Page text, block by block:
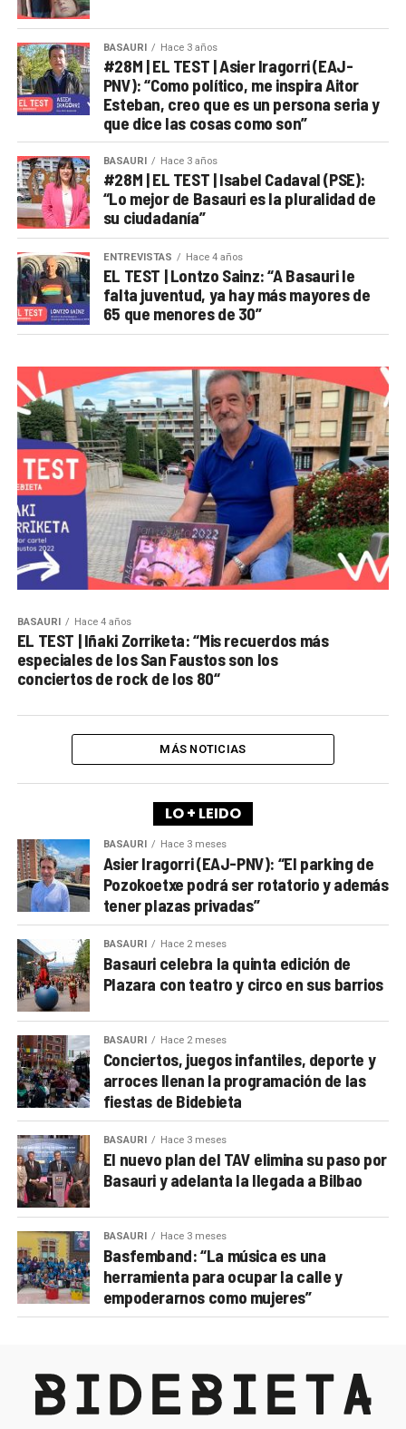
BASAURI Hace 3 años
#28M | EL TEST | Asier Iragorri (EAJ-
PNV): “Como político, me inspira Aitor
Esteban, creo que es un persona seria y
que dice las cosas como son”
BASAURI Hace 3 años
#28M | EL TEST | Isabel Cadaval (PSE):
“Lo mejor de Basauri es la pluralidad de
su ciudadanía”
ENTREVISTAS Hace 4 años
EL TEST | Lontzo Sainz: “A Basauri le
falta juventud, ya hay más mayores de
65 que menores de 30”
BASAURI Hace 4 años
EL TEST | Iñaki Zorriketa: “Mis recuerdos más
especiales de los San Faustos son los
conciertos de rock de los 80“
MÁS NOTICIAS
LO + LEIDO
BASAURI Hace 3 meses
Asier Iragorri (EAJ-PNV): “El parking de
Pozokoetxe podrá ser rotatorio y además
tener plazas privadas”
BASAURI Hace 2 meses
Basauri celebra la quinta edición de
Plazara con teatro y circo en sus barrios
BASAURI Hace 2 meses
Conciertos, juegos infantiles, deporte y
arroces llenan la programación de las
fiestas de Bidebieta
BASAURI Hace 3 meses
El nuevo plan del TAV elimina su paso por
Basauri y adelanta la llegada a Bilbao
BASAURI Hace 3 meses
Basfemband: “La música es una
herramienta para ocupar la calle y
empoderarnos como mujeres”